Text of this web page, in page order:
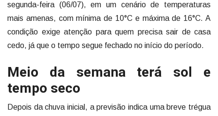
segunda-feira (06/07), em um cenário de temperaturas
mais amenas, com mínima de 10°C e máxima de 16°C. A
condição exige atenção para quem precisa sair de casa
cedo, já que o tempo segue fechado no início do período.
Meio da semana terá sol e
tempo seco
Depois da chuva inicial, a previsão indica uma breve trégua